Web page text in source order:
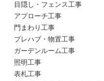
目隠し・フェンス工事
アプローチ工事
門まわり工事
プレハブ・物置工事
ガーデンルーム工事
照明工事
表札工事